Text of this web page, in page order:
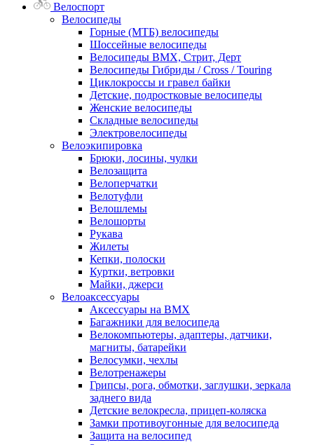
Велоспорт
Велосипеды
Горные (МТБ) велосипеды
Шоссейные велосипеды
Велосипеды BMX, Стрит, Дерт
Велосипеды Гибриды / Cross / Touring
Циклокроссы и гравел байки
Детские, подростковые велосипеды
Женские велосипеды
Складные велосипеды
Электровелосипеды
Велоэкипировка
Брюки, лосины, чулки
Велозащита
Велоперчатки
Велотуфли
Велошлемы
Велошорты
Рукава
Жилеты
Кепки, полоски
Куртки, ветровки
Майки, джерси
Велоаксессуары
Аксессуары на BMX
Багажники для велосипеда
Велокомпьютеры, адаптеры, датчики,
магниты, батарейки
Велосумки, чехлы
Велотренажеры
Грипсы, рога, обмотки, заглушки, зеркала
заднего вида
Детские велокресла, прицеп-коляска
Замки противоугонные для велосипеда
Защита на велосипед